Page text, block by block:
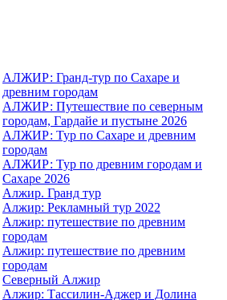
АЛЖИР: Гранд-тур по Сахаре и
древним городам
АЛЖИР: Путешествие по северным
городам, Гардайе и пустыне 2026
АЛЖИР: Тур по Сахаре и древним
городам
АЛЖИР: Тур по древним городам и
Сахаре 2026
Алжир. Гранд тур
Алжир: Рекламный тур 2022
Алжир: путешествие по древним
городам
Алжир: путешествие по древним
городам
Северный Алжир
Алжир: Тассилин-Аджер и Долина